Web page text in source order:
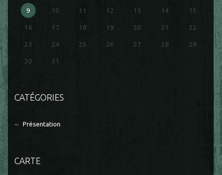
9 10 11 12 13 14 15
16 17 18 19 20 21 22
23 24 25 26 27 28 29
30 31
CATÉGORIES
Présentation
CARTE